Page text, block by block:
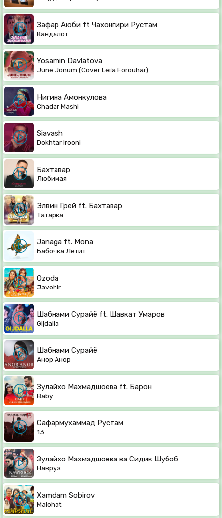
Зафар Аюби ft Чахонгири Рустам
Кандалот
Yosamin Davlatova
June Jonum (Cover Leila Forouhar)
Нигина Амонкулова
Chadar Mashi
Siavash
Dokhtar Irooni
Бахтавар
Любимая
Элвин Грей ft. Бахтавар
Татарка
Janaga ft. Mona
Бабочка Летит
Ozoda
Javohir
Шабнами Сурайё ft. Шавкат Умаров
Gijdalla
Шабнами Сурайё
Анор Анор
Зулайхо Махмадшоева ft. Барон
Baby
Сафармухаммад Рустам
13
Зулайхо Махмадшоева ва Сидик Шубоб
Навруз
Xamdam Sobirov
Malohat